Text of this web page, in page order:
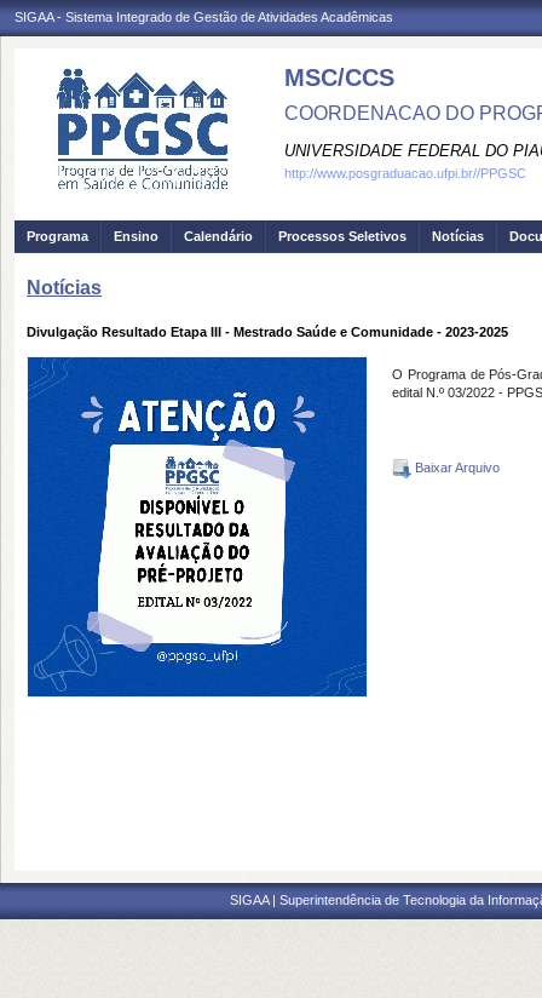
SIGAA - Sistema Integrado de Gestão de Atividades Acadêmicas
MSC/CCS
COORDENACAO DO
UNIVERSIDADE FEDERAL DO
http://www.posgraduacao.ufpi.br//PPGSC
Programa Ensino Calendário Processos Seletivos Notícias
Notícias
Divulgação Resultado Etapa III - Mestrado Saúde e Comunidade - 2023-2025
O Programa de Pós-
edital N.º 03/2022 -
Baixar Arquivo
SIGAA | Superintendência de Tecnologia da